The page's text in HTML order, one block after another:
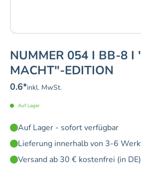
NUMMER 054 I BB-8 I
MACHT"-EDITION
0.6*inkl. MwSt.
Auf Lager
Auf Lager - sofort verfügbar
Lieferung innerhalb von 3-6
Versand ab 30 € kostenfrei (in DE)